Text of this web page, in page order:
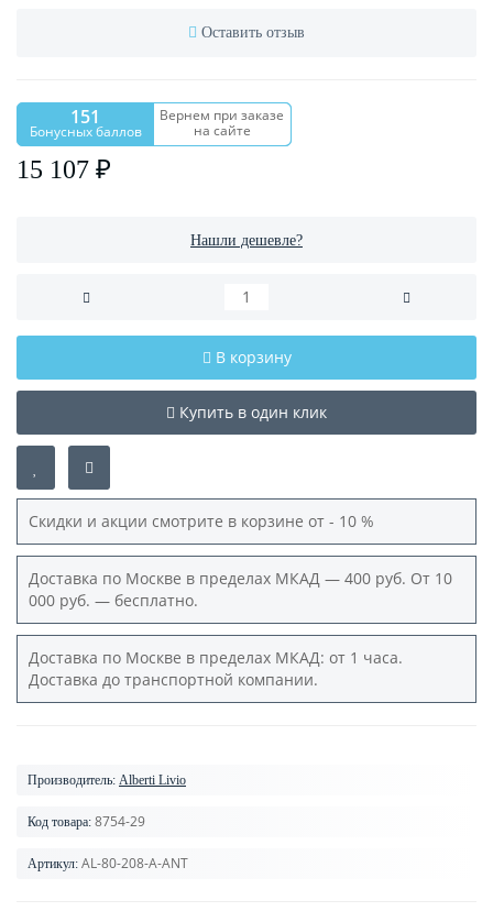
Оставить отзыв
151
Бонусных баллов
Вернем при заказе
на сайте
15 107 ₽
Нашли дешевле?
В корзину
Купить в один клик
Скидки и акции смотрите в корзине от - 10 %
Доставка по Москве в пределах МКАД — 400 руб. От 10
000 руб. — бесплатно.
Доставка по Москве в пределах МКАД: от 1 часа.
Доставка до транспортной компании.
Производитель: Alberti Livio
Код товара: 8754-29
Артикул: AL-80-208-A-ANT